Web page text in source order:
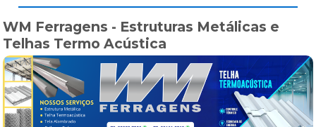
WM Ferragens - Estruturas Metálicas e
Telhas Termo Acústica